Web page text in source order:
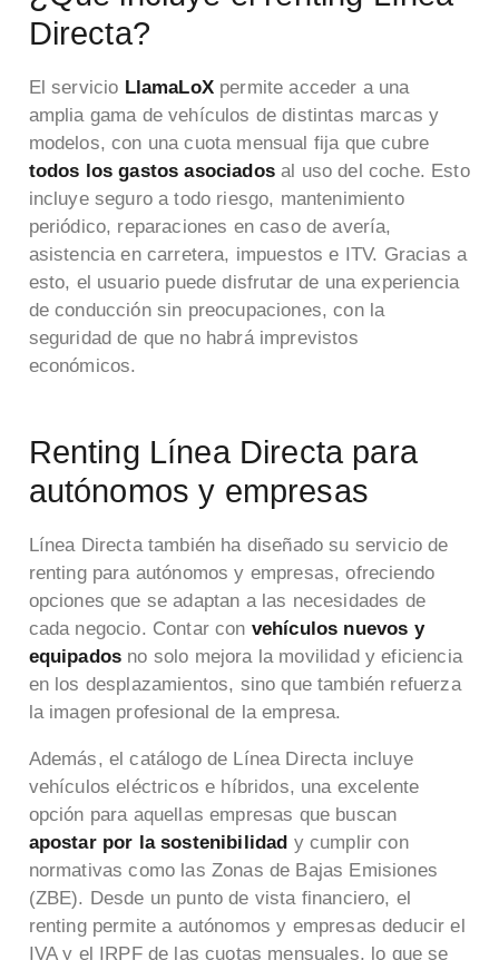
Directa?
El servicio LlamaLoXpermite acceder a una
amplia gama de vehículos de distintas marcas y
modelos, con una cuota mensual fija que cubre
todos los gastos asociadosal uso del coche. Esto
incluye seguro a todo riesgo, mantenimiento
periódico, reparaciones en caso de avería,
asistencia en carretera, impuestos e ITV. Gracias a
esto, el usuario puede disfrutar de una experiencia
de conducción sin preocupaciones, con la
seguridad de que no habrá imprevistos
económicos.
Renting Línea Directa para
autónomos y empresas
Línea Directa también ha diseñado su servicio de
renting para autónomos y empresas, ofreciendo
opciones que se adaptan a las necesidades de
cada negocio. Contar con vehículos nuevos y
equipados no solo mejora la movilidad y eficiencia
en los desplazamientos, sino que también refuerza
la imagen profesional de la empresa.
Además, el catálogo de Línea Directa incluye
vehículos eléctricos e híbridos, una excelente
opción para aquellas empresas que buscan
apostar por la sostenibilidad y cumplir con
normativas como las Zonas de Bajas Emisiones
(ZBE). Desde un punto de vista financiero, el
renting permite a autónomos y empresas deducir el
IVA y el IRPF de las cuotas mensuales, lo que se